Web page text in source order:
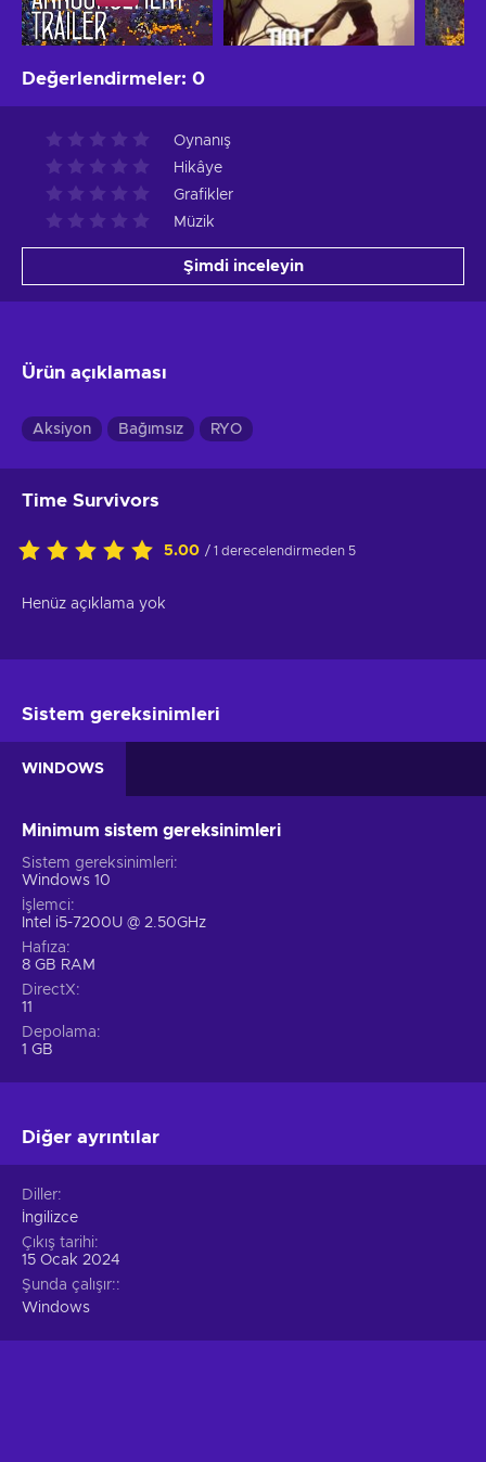
Değerlendirmeler: 0
Oynanış
Hikâye
Grafikler
Müzik
Şimdi inceleyin
Ürün açıklaması
Aksiyon Bağımsız RYO
Time Survivors
5.00 / 1 derecelendirmeden 5
Henüz açıklama yok
Sistem gereksinimleri
WINDOWS
Minimum sistem gereksinimleri
Sistem gereksinimleri
Windows 10
İşlemci
Intel i5-7200U @ 2.50GHz
Hafıza
8 GB RAM
DirectX
11
Depolama
1 GB
Diğer ayrıntılar
Diller
İngilizce
Çıkış tarihi
15 Ocak 2024
Şunda çalışır:
Windows